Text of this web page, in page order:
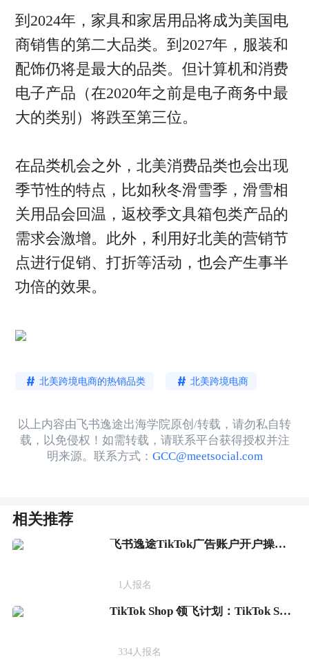
到2024年，家具和家居用品将成为美国电
商销售的第二大品类。到2027年，服装和
配饰仍将是最大的品类。但计算机和消费
电子产品（在2020年之前是电子商务中最
大的类别）将跌至第三位。
在品类机会之外，北美消费品类也会出现
季节性的特点，比如秋冬滑雪季，滑雪相
关用品会回温，返校季文具箱包类产品的
需求会激增。此外，利用好北美的营销节
点进行促销、打折等活动，也会产生事半
功倍的效果。
北美跨境电商的热销品类 北美跨境电商
以上内容由飞书逸途出海学院原创/转载，请勿私自转
载，以免侵权！如需转载，请联系平台获得授权并注
明来源。联系方式： GCC@meetsocial.com
相关推荐
飞书逸途TikTok广告账户开户操作流程
1 人报名
TikTok Shop 领飞计划：TikTok Shop新商实操爆单营
334人报名